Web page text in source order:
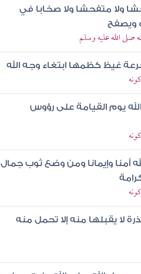
ولا متفحشا ولا صخابا في
ويصفح
صلى الله عليه وسلم
غيظ كظمها ابتغاء وجه الله
يوم القيامة على رؤوس
أمنا وإيمانا ومن وضع ثوب جمال
لا يقبلها منه إلا تحمل منه